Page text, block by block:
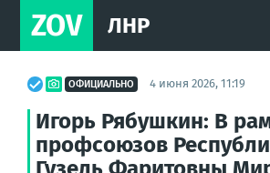
ZOV ЛНР
ОФИЦИАЛЬНО 4 июня 2026, 11:19
Игорь Рябушкин: В
профсоюзов